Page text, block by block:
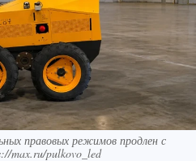
правовых режимов продлен с
max.ru/pulkovo_led